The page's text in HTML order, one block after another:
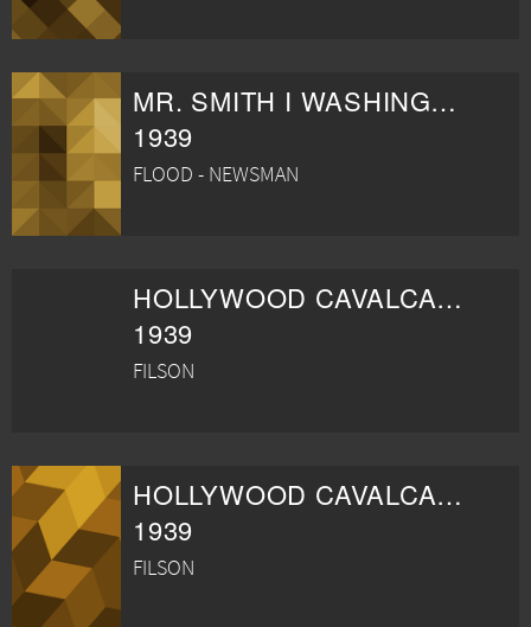
MR. SMITH I WASHINGTON
1939
FLOOD - NEWSMAN
HOLLYWOOD CAVALCADE
1939
FILSON
HOLLYWOOD CAVALCADE
1939
FILSON